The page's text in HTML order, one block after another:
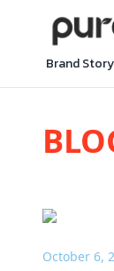
Brand Story
October 6,